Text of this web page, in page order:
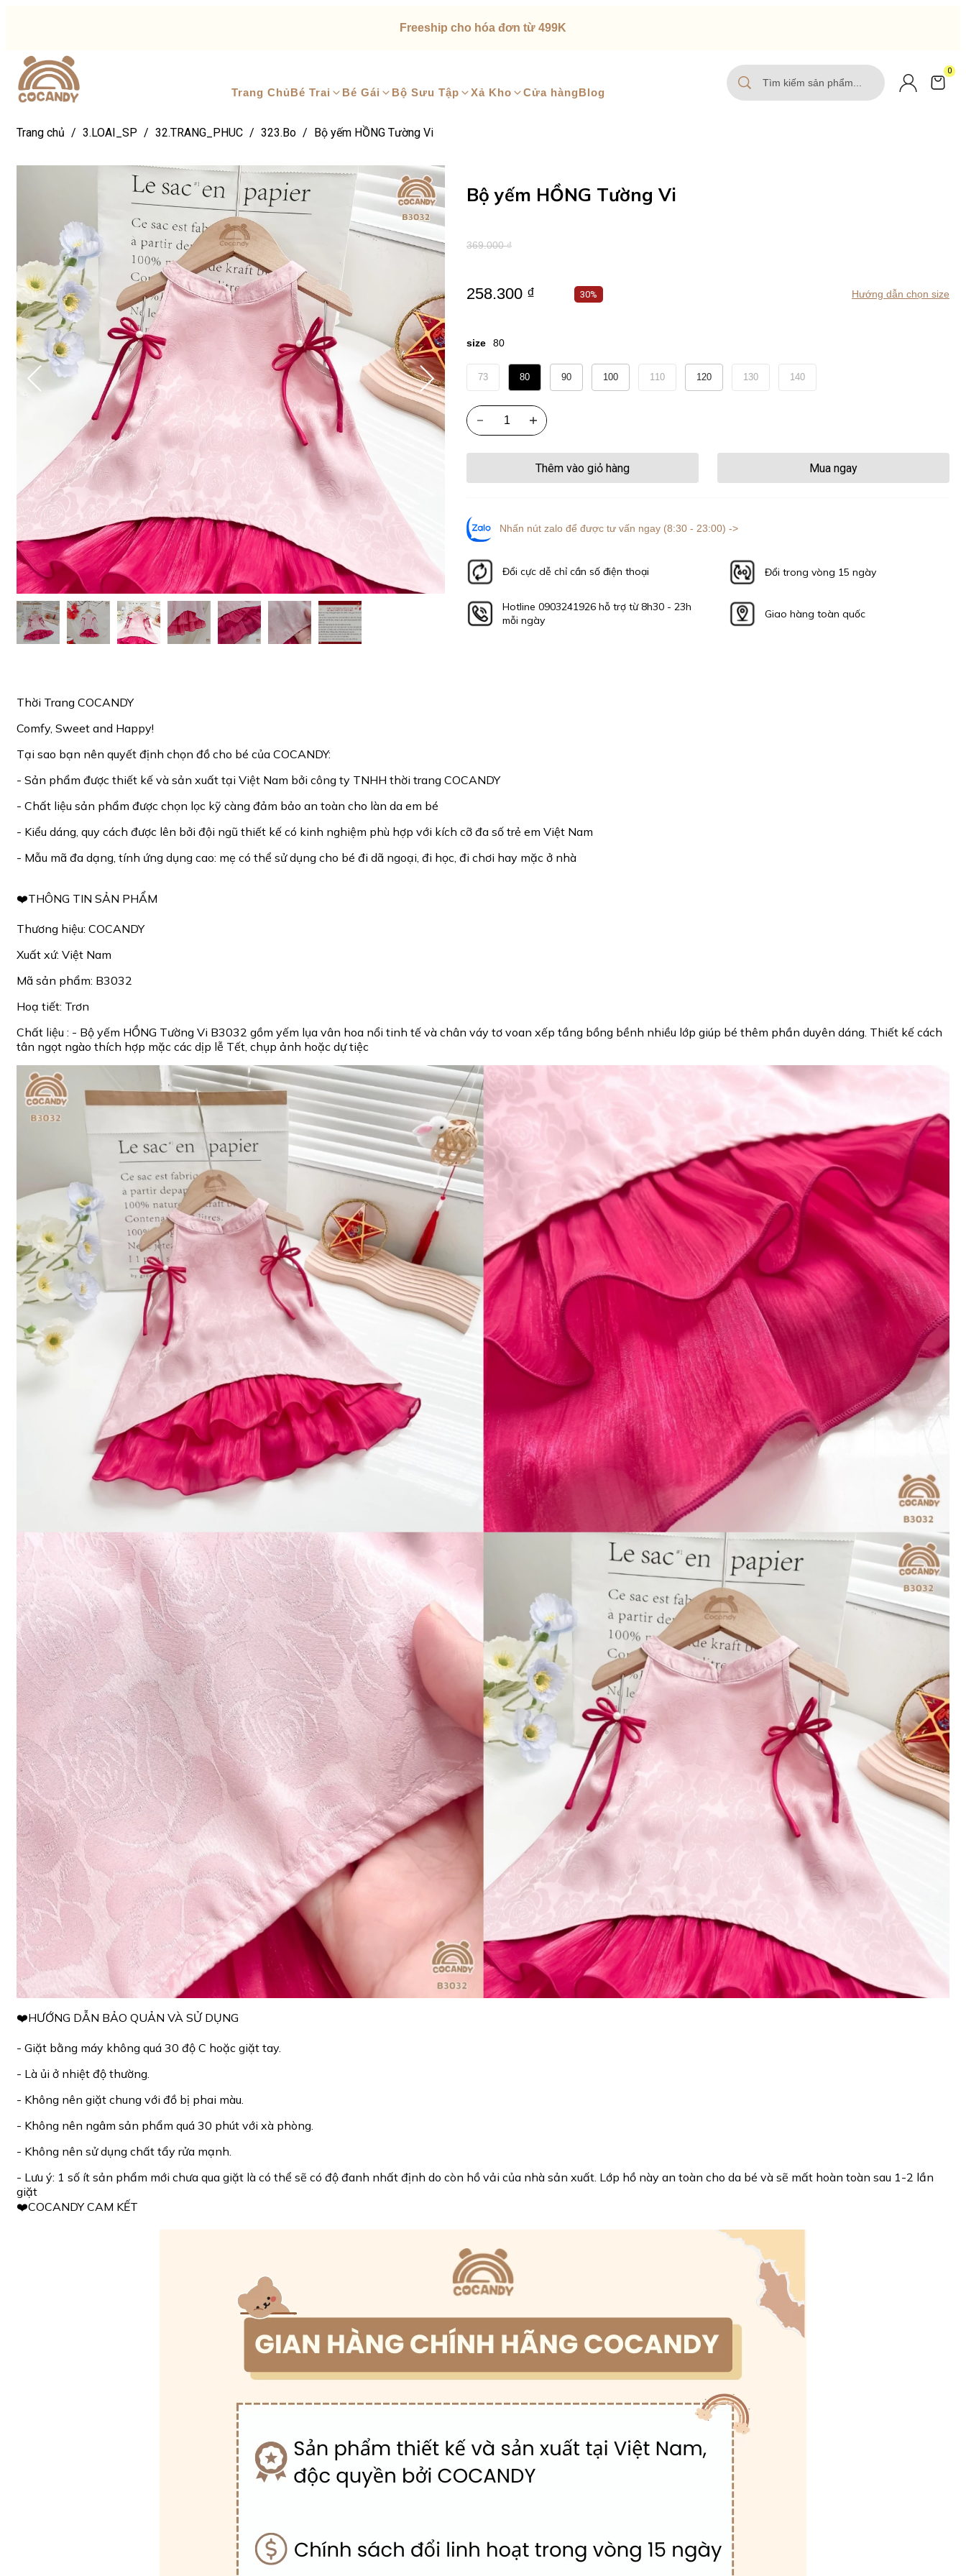
Freeship cho hóa đơn từ 499K
0
Trang ChủBé Trai Bé Gái Bộ Sưu Tập Xả Kho Cửa hàngBlog
Trang chủ / 3.LOAI_SP / 32.TRANG_PHUC / 323.Bo / Bộ yếm HỒNG Tường Vi
Bộ yếm HỒNG Tường Vi
369.000 ₫
258.300 ₫ 30% Hướng dẫn chọn size
size 80
73 80 90 100 110 120 130 140
Đổi cực dễ chỉ cần số điện thoại
Hotline 0903241926 hỗ trợ từ 8h30 - 23h
mỗi ngày
Đổi trong vòng 15 ngày
Giao hàng toàn quốc
Nhấn nút zalo để được tư vấn ngay (8:30 - 23:00) ->
Mua ngay
Thêm vào giỏ hàng
Thời Trang COCANDY
Comfy, Sweet and Happy!
Tại sao bạn nên quyết định chọn đồ cho bé của COCANDY:
- Sản phẩm được thiết kế và sản xuất tại Việt Nam bởi công ty TNHH thời trang COCANDY
- Chất liệu sản phẩm được chọn lọc kỹ càng đảm bảo an toàn cho làn da em bé
- Kiểu dáng, quy cách được lên bởi đội ngũ thiết kế có kinh nghiệm phù hợp với kích cỡ đa số trẻ em Việt Nam
- Mẫu mã đa dạng, tính ứng dụng cao: mẹ có thể sử dụng cho bé đi dã ngoại, đi học, đi chơi hay mặc ở nhà
❤️THÔNG TIN SẢN PHẨM
Thương hiệu: COCANDY
Xuất xứ: Việt Nam
Mã sản phẩm: B3032
Hoạ tiết: Trơn
Chất liệu : - Bộ yếm HỒNG Tường Vi B3032 gồm yếm lụa vân hoa nổi tinh tế và chân váy tơ voan xếp tầng bồng bềnh nhiều lớp giúp bé thêm phần duyên dáng. Thiết kế cách
tân ngọt ngào thích hợp mặc các dịp lễ Tết, chụp ảnh hoặc dự tiệc
❤️HƯỚNG DẪN BẢO QUẢN VÀ SỬ DỤNG
- Giặt bằng máy không quá 30 độ C hoặc giặt tay.
- Là ủi ở nhiệt độ thường.
- Không nên giặt chung với đồ bị phai màu.
- Không nên ngâm sản phẩm quá 30 phút với xà phòng.
- Không nên sử dụng chất tẩy rửa mạnh.
- Lưu ý: 1 số ít sản phẩm mới chưa qua giặt là có thể sẽ có độ đanh nhất định do còn hồ vải của nhà sản xuất. Lớp hồ này an toàn cho da bé và sẽ mất hoàn toàn sau 1-2 lần
giặt
❤️COCANDY CAM KẾT